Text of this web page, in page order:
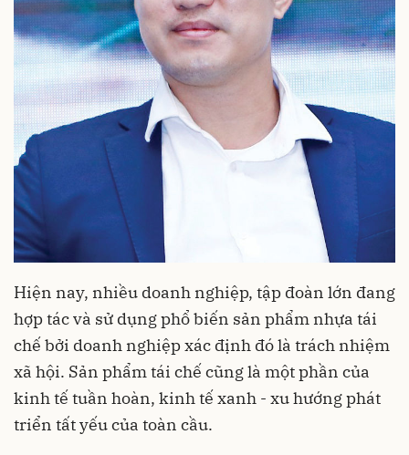
Hiện nay, nhiều doanh nghiệp, tập đoàn lớn đang
hợp tác và sử dụng phổ biến sản phẩm nhựa tái
chế bởi doanh nghiệp xác định đó là trách nhiệm
xã hội. Sản phẩm tái chế cũng là một phần của
kinh tế tuần hoàn, kinh tế xanh - xu hướng phát
triển tất yếu của toàn cầu.